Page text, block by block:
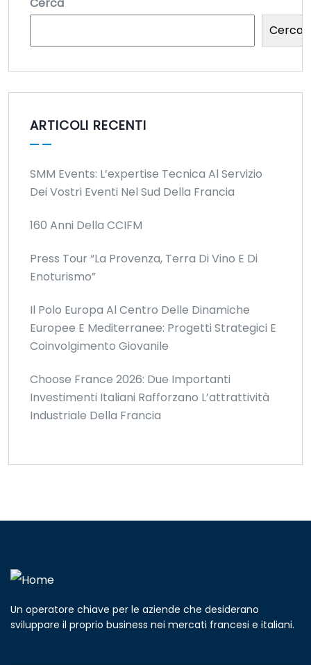
Cerca
ARTICOLI RECENTI
SMM Events: L’expertise Tecnica Al Servizio
Dei Vostri Eventi Nel Sud Della Francia
160 Anni Della CCIFM
Press Tour “La Provenza, Terra Di Vino E Di
Enoturismo”
Il Polo Europa Al Centro Delle Dinamiche
Europee E Mediterranee: Progetti Strategici E
Coinvolgimento Giovanile
Choose France 2026: Due Importanti
Investimenti Italiani Rafforzano L’attrattività
Industriale Della Francia
Un operatore chiave per le aziende che desiderano
sviluppare il proprio business nei mercati francesi e italiani.